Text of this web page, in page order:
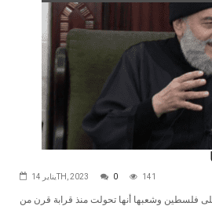
يناير 14TH, 2023 0 141
فلسطين وشعبها أنها تحولت منذ قرابة قرن من